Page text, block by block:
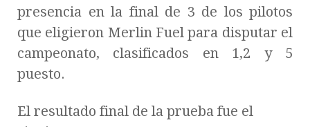
presencia en la final de 3 de los pilotos
que eligieron Merlin Fuel para disputar el
campeonato, clasificados en 1,2 y 5
puesto.
El resultado final de la prueba fue el